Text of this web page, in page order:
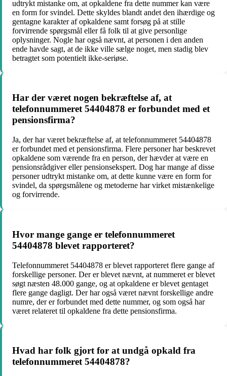
udtrykt mistanke om, at opkaldene fra dette nummer kan være
en form for svindel. Dette skyldes blandt andet den ihærdige og
gentagne karakter af opkaldene samt forsøg på at stille
forvirrende spørgsmål eller få folk til at give personlige
oplysninger. Nogle har også nævnt, at personen i den anden
ende havde sagt, at de ikke ville sælge noget, men stadig blev
betragtet som potentielt ikke-seriøse.
Har der været nogen bekræftelse af, at
telefonnummeret 54404878 er forbundet med et
pensionsfirma?
Ja, der har været bekræftelse af, at telefonnummeret 54404878
er forbundet med et pensionsfirma. Flere personer har beskrevet
opkaldene som værende fra en person, der hævder at være en
pensionsrådgiver eller pensionsekspert. Dog har mange af disse
personer udtrykt mistanke om, at dette kunne være en form for
svindel, da spørgsmålene og metoderne har virket mistænkelige
og forvirrende.
Hvor mange gange er telefonnummeret
54404878 blevet rapporteret?
Telefonnummeret 54404878 er blevet rapporteret flere gange af
forskellige personer. Der er blevet nævnt, at nummeret er blevet
søgt næsten 48.000 gange, og at opkaldene er blevet gentaget
flere gange dagligt. Der har også været nævnt forskellige andre
numre, der er forbundet med dette nummer, og som også har
været relateret til opkaldene fra dette pensionsfirma.
Hvad har folk gjort for at undgå opkald fra
telefonnummeret 54404878?